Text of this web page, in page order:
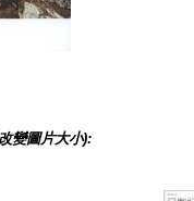
變圖片大小):